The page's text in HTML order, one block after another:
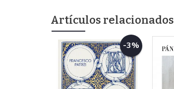
Artículos relacionados
-3%